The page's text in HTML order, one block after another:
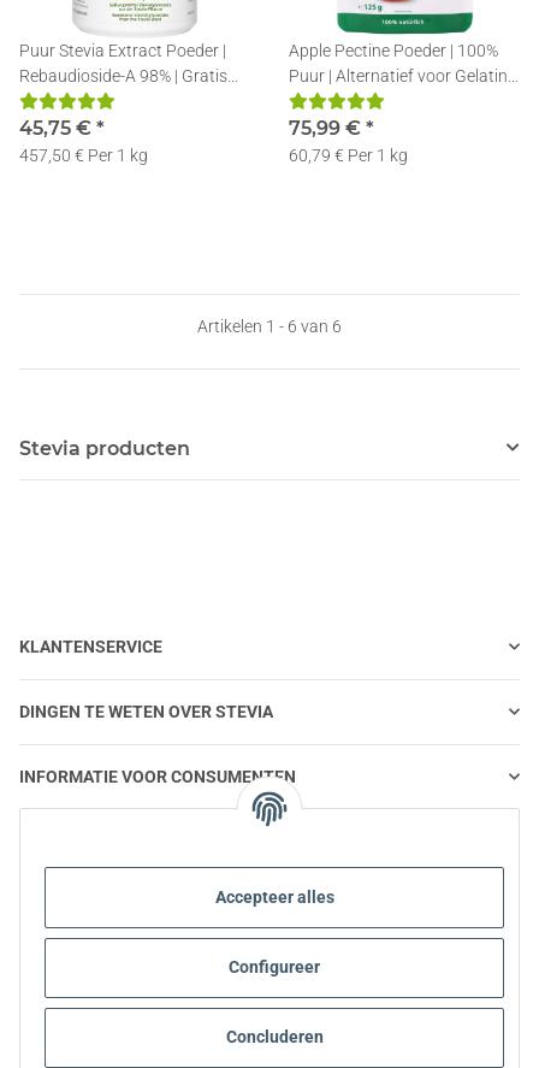
Accepteer alles
Configureer
Concluderen
Puur Stevia Extract Poeder |
Rebaudioside-A 98% | Gratis
Doseerlepel | 100g
45,75 € *
457,50 € Per 1 kg
Apple Pectine Poeder | 100%
Puur | Alternatief voor Gelatine
| 10x125g
75,99 € *
60,79 € Per 1 kg
Artikelen 1 - 6 van 6
Stevia producten
KLANTENSERVICE
DINGEN TE WETEN OVER STEVIA
INFORMATIE VOOR CONSUMENTEN
STEVIA | VRAGEN EN ANTWOORDEN
INFORMATIE OVER STEVIA PRODUCTEN